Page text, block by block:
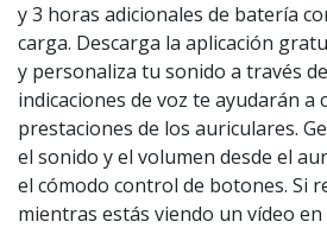
y 3 horas adicionales de batería
carga. Descarga la aplicación
y personaliza tu sonido a través
indicaciones de voz te ayudarán a
prestaciones de los auriculares.
el sonido y el volumen desde el
el cómodo control de botones. Si
mientras estás viendo un vídeo